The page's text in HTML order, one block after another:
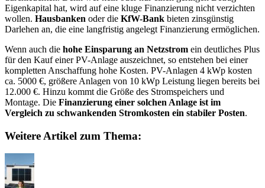
Eigenkapital hat, wird auf eine kluge Finanzierung nicht verzichten
wollen. Hausbanken oder die KfW-Bank bieten zinsgünstig
Darlehen an, die eine langfristig angelegt Finanzierung ermöglichen.
Wenn auch die hohe Einsparung an Netzstrom ein deutliches Plus
für den Kauf einer PV-Anlage auszeichnet, so entstehen bei einer
kompletten Anschaffung hohe Kosten. PV-Anlagen 4 kWp kosten
ca. 5000 €, größere Anlagen von 10 kWp Leistung liegen bereits bei
12.000 €. Hinzu kommt die Größe des Stromspeichers und
Montage. Die Finanzierung einer solchen Anlage ist im
Vergleich zu schwankenden Stromkosten ein stabiler Posten.
Weitere Artikel zum Thema: